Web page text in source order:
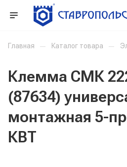
Главная — Каталог товара —
Клемма СМК
(87634)
монтажная 5-
КВТ